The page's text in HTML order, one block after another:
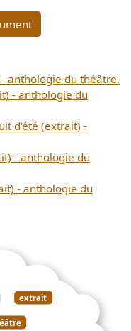
anthologie du théâtre.
- anthologie du
d'été (extrait) -
- anthologie du
- anthologie du
extrait